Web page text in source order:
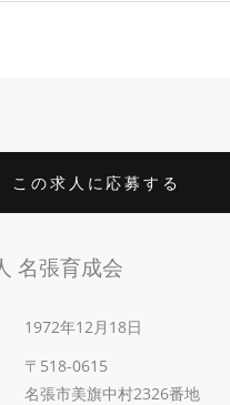
この求人に応募する
名張育成会
1972年12月18日
〒518-0615
名張市美旗中村2326番地